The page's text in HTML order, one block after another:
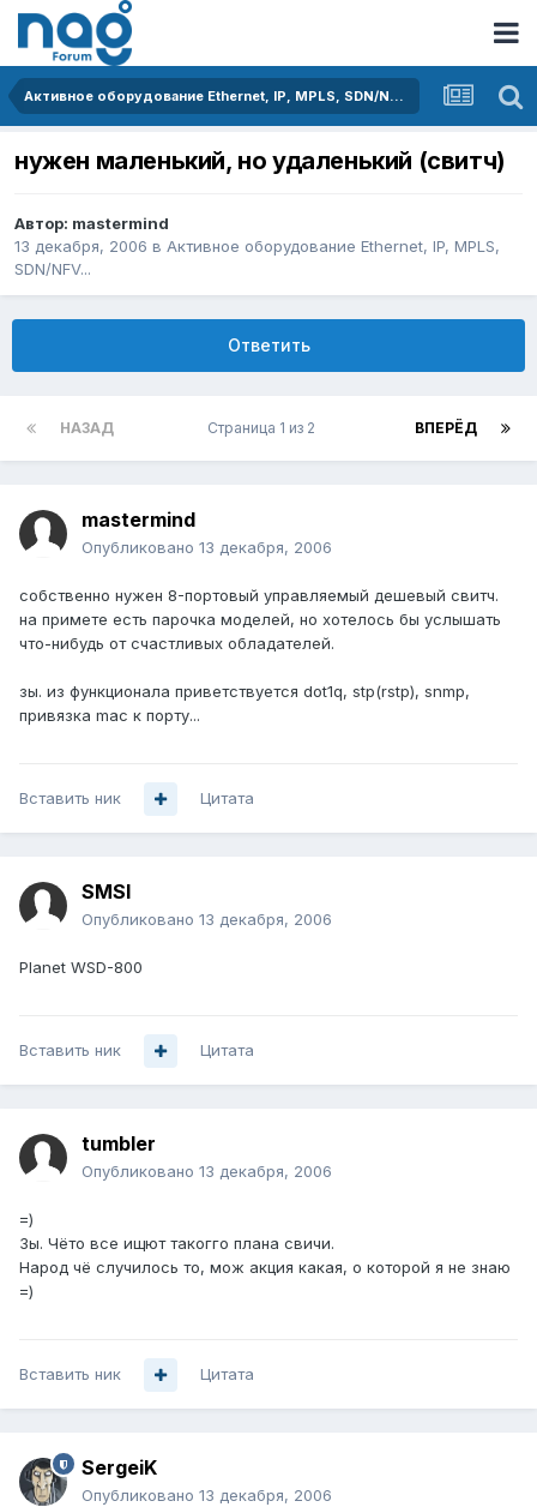
Активное оборудование Ethernet, IP, MPLS, SDN/NFV...
нужен маленький, но удаленький (свитч)
Автор: mastermind
13 декабря, 2006 в Активное оборудование Ethernet, IP, MPLS,
SDN/NFV...
Ответить
НАЗАД ВПЕРЁД
Страница 1 из 2
mastermind
Опубликовано 13 декабря, 2006
собственно нужен 8-портовый управляемый дешевый свитч.
на примете есть парочка моделей, но хотелось бы услышать
что-нибудь от счастливых обладателей.
зы. из функционала приветствуется dot1q, stp(rstp), snmp,
привязка mac к порту...
Вставить ник Цитата
SMSI
Опубликовано 13 декабря, 2006
Planet WSD-800
Вставить ник Цитата
tumbler
Опубликовано 13 декабря, 2006
=)
Зы. Чёто все ищют такогго плана свичи.
Народ чё случилось то, мож акция какая, о которой я не знаю
=)
Вставить ник Цитата
SergeiK
Опубликовано 13 декабря, 2006